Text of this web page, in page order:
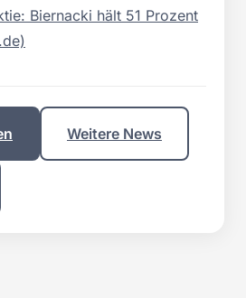
Biernacki hält 51 Prozent
Weitere News